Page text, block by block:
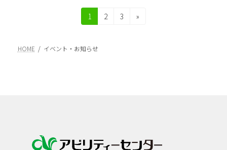
の
固
定
ー
1
固
2
固
3 »
HOME イベント・お知らせ